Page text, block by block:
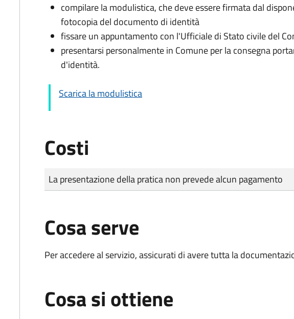
compilare la modulistica, che deve essere firmata dal
fotocopia del documento di identità
fissare un appuntamento con l'Ufficiale di Stato civile del
presentarsi personalmente in Comune per la consegna
d'identità.
Scarica la modulistica
Costi
Tipo di pagamento
Importo
La presentazione della pratica non prevede alcun pagamento
Cosa serve
Per accedere al servizio, assicurati di avere tutta la
Cosa si ottiene